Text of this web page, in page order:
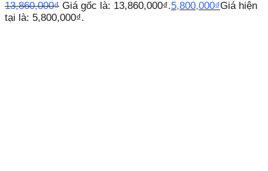
13,860,000₫ Giá gốc là: 13,860,000₫.5,800,000₫Giá hiện
tại là: 5,800,000₫.